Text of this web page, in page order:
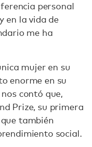
personal
en la vida de
me ha
mujer en su
enorme en su
contó que,
Prize, su primera
también
social.